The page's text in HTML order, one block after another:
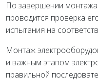
По завершении
проводится проверка
испытания на
Монтаж
и важным этапом
правильной